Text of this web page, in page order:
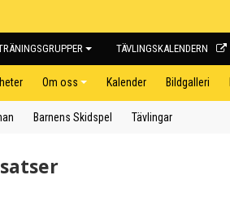
TÄVLINGSKALENDERN
Om oss Kalender Bildgalleri
Barnens Skidspel Tävlingar